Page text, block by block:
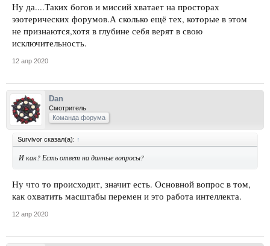
Ну да....Таких богов и миссий хватает на просторах
эзотерических форумов.А сколько ещё тех, которые в этом
не признаются,хотя в глубине себя верят в свою
исключительность.
12 апр 2020
Dan
Смотритель
Команда форума
Survivor сказал(а): ↑
И как? Есть ответ на данные вопросы?
Ну что то происходит, значит есть. Основной вопрос в том,
как охватить масштабы перемен и это работа интеллекта.
12 апр 2020